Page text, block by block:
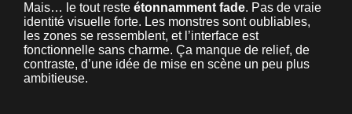
Mais… le tout reste étonnamment fade. Pas de vraie
identité visuelle forte. Les monstres sont oubliables,
les zones se ressemblent, et l’interface est
fonctionnelle sans charme. Ça manque de relief, de
contraste, d’une idée de mise en scène un peu plus
ambitieuse.